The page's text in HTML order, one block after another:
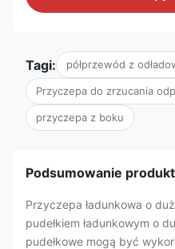
Tagi: półprzewód z
Przyczepa do zrzucania
przyczepa z boku
Podsumowanie
Przyczepa ładunkowa o
pudełkiem ładunkowym o
pudełkowe mogą być